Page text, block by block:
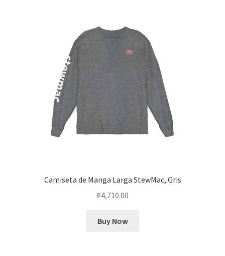
Camiseta de Manga Larga StewMac, Gris
₽4,710.00
Buy Now